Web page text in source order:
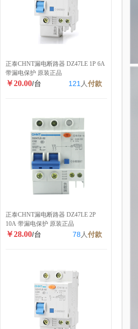
正泰CHNT漏电断路器 DZ47LE 1P 6A
带漏电保护 原装正品
￥20.00/台 121 人付款
正泰CHNT漏电断路器 DZ47LE 2P
10A 带漏电保护 原装正品
￥28.00/台 78 人付款